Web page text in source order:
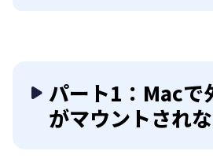
パート1：Macで
がマウントされ